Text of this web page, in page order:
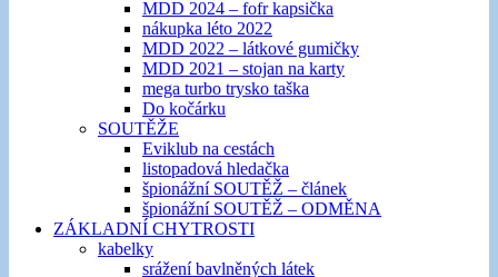
MDD 2024 – fofr kapsička
nákupka léto 2022
MDD 2022 – látkové gumičky
MDD 2021 – stojan na karty
mega turbo trysko taška
Do kočárku
SOUTĚŽE
Eviklub na cestách
listopadová hledačka
špionážní SOUTĚŽ – článek
špionážní SOUTĚŽ – ODMĚNA
ZÁKLADNÍ CHYTROSTI
kabelky
srážení bavlněných látek